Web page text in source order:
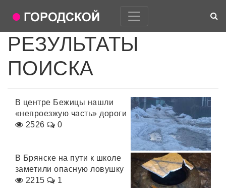
РЕЗУЛЬТАТЫ
ПОИСКА
В центре Бежицы нашли
«непроезжую часть» дороги
2526
0
В Брянске на пути к школе
заметили опасную ловушку
2215
1